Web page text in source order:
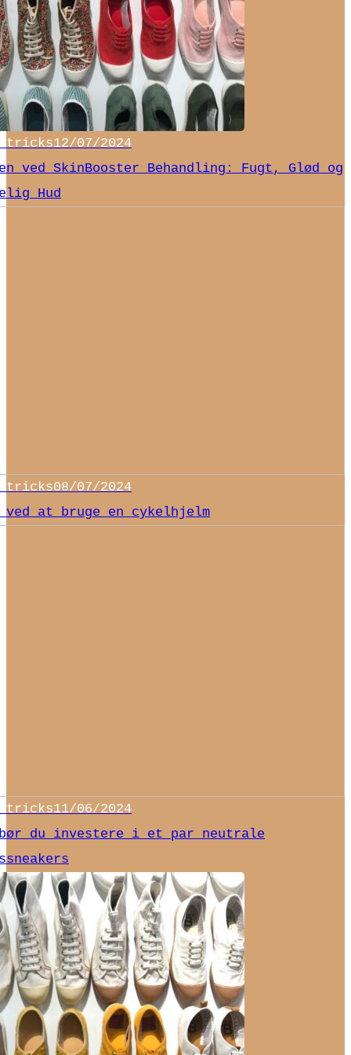
tricks12/07/2024
ved SkinBooster Behandling: Fugt, Glød og
Hud
tricks08/07/2024
ved at bruge en cykelhjelm
tricks11/06/2024
du investere i et par neutrale